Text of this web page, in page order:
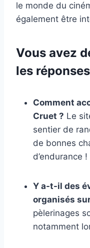
le monde du
également être
Vous avez
les
Comment
Cruet ? Le
sentier de
de bonnes
d’endurance !
Y a-t-il des
organisés
pèlerinages
notamment